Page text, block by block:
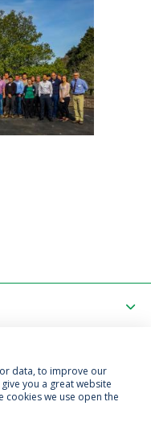
& Condições
data, to improve our
you a great website
we use open the